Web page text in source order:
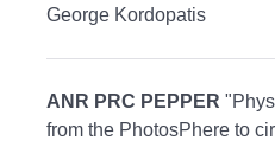
George Kordopatis
ANR PRC PEPPER
from the PhotosPhere to